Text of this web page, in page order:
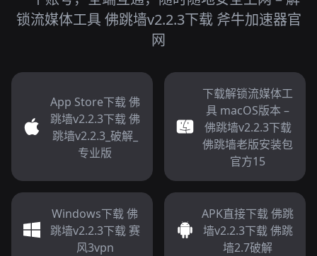
锁流媒体工具 佛跳墙v2.2.3下载 斧牛加速器官
网
App Store下载 佛
跳墙v2.2.3下载 佛
跳墙v2.2.3_破解_
专业版
下载解锁流媒体工
具 macOS版本 –
佛跳墙v2.2.3下载
佛跳墙老版安装包
官方15
Windows下载 佛
跳墙v2.2.3下载 赛
风3vpn
APK直接下载 佛跳
墙v2.2.3下载 佛跳
墙2.7破解